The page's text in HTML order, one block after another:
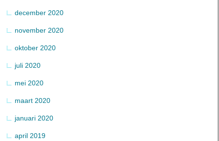
december 2020
november 2020
oktober 2020
juli 2020
mei 2020
maart 2020
januari 2020
april 2019